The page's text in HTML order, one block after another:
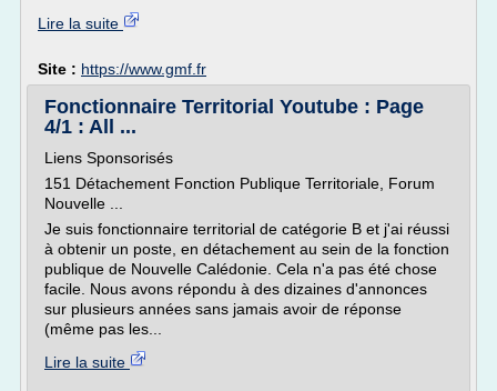
Lire la suite
Site : https://www.gmf.fr
Fonctionnaire Territorial Youtube : Page
4/1 : All ...
Liens Sponsorisés
151 Détachement Fonction Publique Territoriale, Forum
Nouvelle ...
Je suis fonctionnaire territorial de catégorie B et j'ai réussi
à obtenir un poste, en détachement au sein de la fonction
publique de Nouvelle Calédonie. Cela n'a pas été chose
facile. Nous avons répondu à des dizaines d'annonces
sur plusieurs années sans jamais avoir de réponse
(même pas les...
Lire la suite